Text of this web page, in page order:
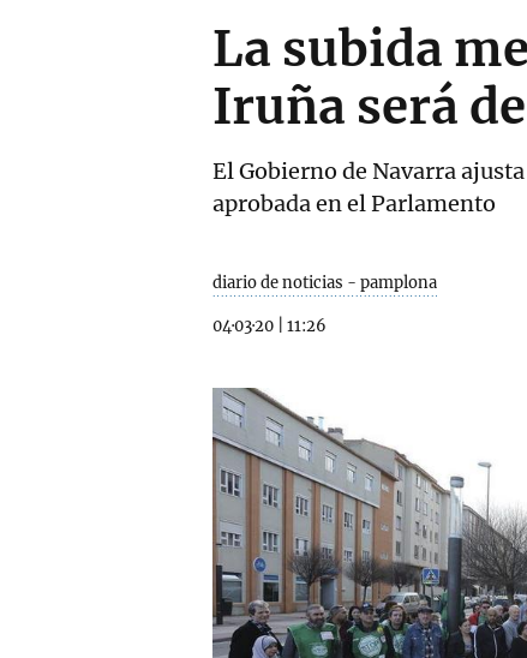
La subida
Iruña será
El Gobierno de Navarra
aprobada en el Parlamento
diario de noticias - pamplona
04·03·20 11:26